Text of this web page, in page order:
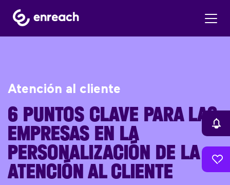
Atención al cliente
6 PUNTOS CLAVE PARA LAS
EMPRESAS EN LA
PERSONALIZACIÓN DE LA
ATENCIÓN AL CLIENTE